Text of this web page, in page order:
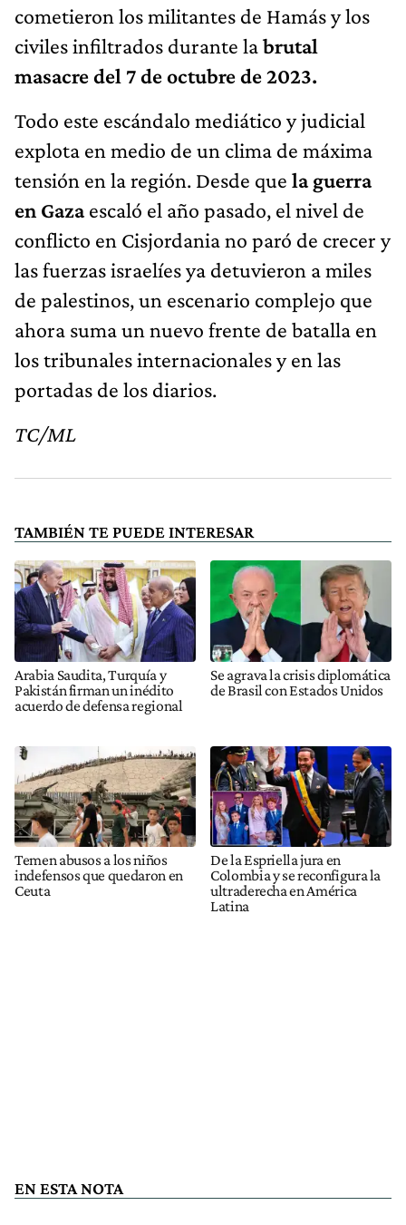
cometieron los militantes de Hamás y los
civiles infiltrados durante labrutal
masacre del 7 de octubre de 2023.
Todo este escándalo mediático y judicial
explota en medio de un clima de máxima
tensión en la región. Desde que la guerra
en Gazaescaló el año pasado, el nivel de
conflicto en Cisjordania no paró de crecer y
las fuerzas israelíes ya detuvieron a miles
de palestinos, un escenario complejo que
ahora suma un nuevo frente de batalla en
los tribunales internacionales y en las
portadas de los diarios.
TC/ML
TAMBIÉN TE PUEDE INTERESAR
Arabia Saudita, Turquía y
Pakistán firman un inédito
acuerdo de defensa regional
Se agrava la crisis diplomática
de Brasil con Estados Unidos
Temen abusos a los niños
indefensos que quedaron en
Ceuta
De la Espriella jura en
Colombia y se reconfigura la
ultraderecha en América
Latina
EN ESTA NOTA